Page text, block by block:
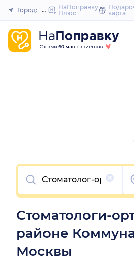
Закрыть
Город: МоскваНаПоправку
Плюс
карта
Очистить
Стоматологи-
районе
Москвы